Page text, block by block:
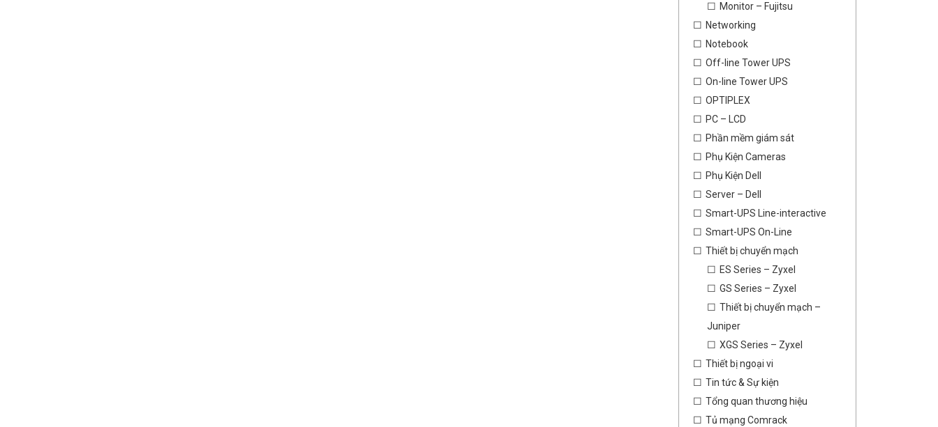
Monitor – Fujitsu
Networking
Notebook
Off-line Tower UPS
On-line Tower UPS
OPTIPLEX
PC – LCD
Phần mềm giám sát
Phụ Kiện Cameras
Phụ Kiện Dell
Server – Dell
Smart-UPS Line-interactive
Smart-UPS On-Line
Thiết bị chuyển mạch
ES Series – Zyxel
GS Series – Zyxel
Thiết bị chuyển mạch –
Juniper
XGS Series – Zyxel
Thiết bị ngoại vi
Tin tức & Sự kiện
Tổng quan thương hiệu
Tủ mạng Comrack